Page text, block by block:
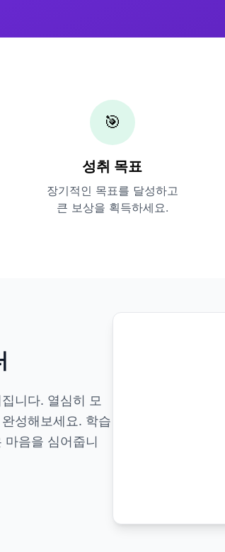
🎯
성취 목표
장기적인 목표를 달성하고
큰 보상을 획득하세요.
니다. 열심히 모
성해보세요. 학습
음을 심어줍니